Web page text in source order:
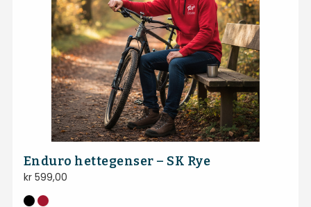
Enduro hettegenser – SK Rye
kr599,00